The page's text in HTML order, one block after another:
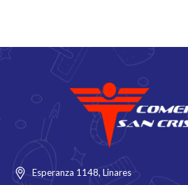
Esperanza 1148, Linares